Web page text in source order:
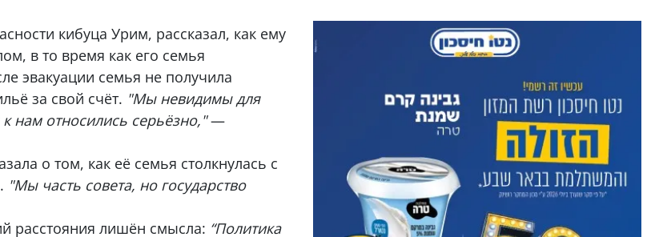
кибуца Урим, рассказал, как ему
в то время как его семья
эвакуации семья не получила
за свой счёт. "Мы невидимы для
нам относились серьёзно,"—
о том, как её семья столкнулась с
"Мы часть совета, но государство
расстояния лишён смысла: “Политика